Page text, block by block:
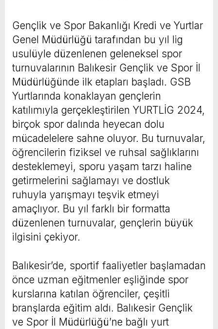
Gençlik ve Spor Bakanlığı Kredi ve Yurtlar
Genel Müdürlüğü tarafından bu yıl lig
usulüyle düzenlenen geleneksel spor
turnuvalarının Balıkesir Gençlik ve Spor İl
Müdürlüğünde ilk etapları başladı. GSB
Yurtlarında konaklayan gençlerin
katılımıyla gerçekleştirilen YURTLİG 2024,
birçok spor dalında heyecan dolu
mücadelelere sahne oluyor. Bu turnuvalar,
öğrencilerin fiziksel ve ruhsal sağlıklarını
desteklemeyi, sporu yaşam tarzı haline
getirmelerini sağlamayı ve dostluk
ruhuyla yarışmayı teşvik etmeyi
amaçlıyor. Bu yıl farklı bir formatta
düzenlenen turnuvalar, gençlerin büyük
ilgisini çekiyor.
Balıkesir’de, sportif faaliyetler başlamadan
önce uzman eğitmenler eşliğinde spor
kurslarına katılan öğrenciler, çeşitli
branşlarda eğitim aldı. Balıkesir Gençlik
ve Spor İl Müdürlüğü’ne bağlı yurt